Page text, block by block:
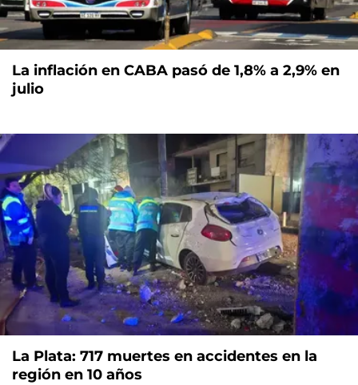
La inflación en CABA pasó de 1,8% a 2,9% en
julio
La Plata: 717 muertes en accidentes en la
región en 10 años